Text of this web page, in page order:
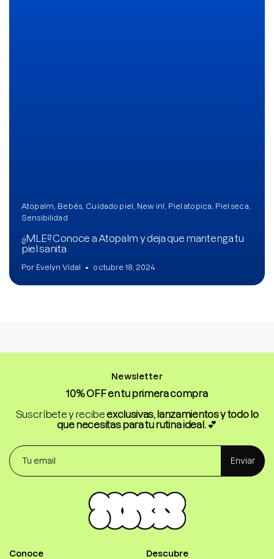
Atopalm Bebés Cuidado piel New in! Piel atopica
Piel seca
Sensibilidad
¿MLE? Conoce a Atopalm y deja que mantenga tu
piel sanita
Por Evelyn Vidal octubre 18, 2024
Newsletter
10% OFF en tu primera compra
Suscríbete y recibeexclusivas, lanzamientos y todo lo
que necesitas para tu rutina ideal.💕
Enviar
Conoce Descubre